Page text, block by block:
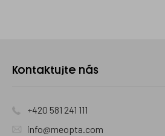
Kontaktujte
Kontaktujte nás
+420 581 241 111
info@meopta.com